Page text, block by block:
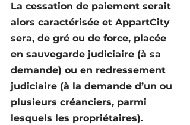
La cessation de paiement serait
alors caractérisée et AppartCity
sera, de gré ou de force, placée
en sauvegarde judiciaire (à sa
demande) ou en redressement
judiciaire (à la demande d’un ou
plusieurs créanciers, parmi
lesquels les propriétaires).